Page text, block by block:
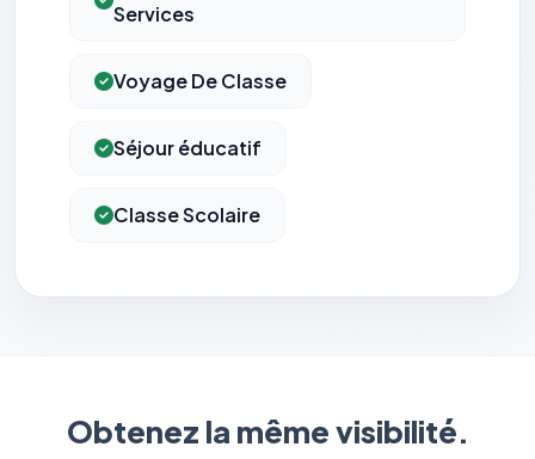
Services
Voyage De Classe
Séjour éducatif
Classe Scolaire
Obtenez la même visibilité.